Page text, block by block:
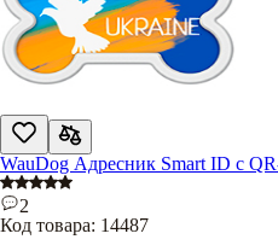
WauDog Адресник Smart ID с
2
Код товара: 14487